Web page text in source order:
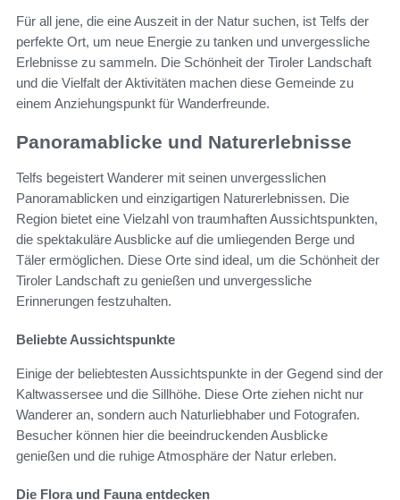
Für all jene, die eine Auszeit in der Natur suchen, ist Telfs der
perfekte Ort, um neue Energie zu tanken und unvergessliche
Erlebnisse zu sammeln. Die Schönheit der Tiroler Landschaft
und die Vielfalt der Aktivitäten machen diese Gemeinde zu
einem Anziehungspunkt für Wanderfreunde.
Panoramablicke und Naturerlebnisse
Telfs begeistert Wanderer mit seinen unvergesslichen
Panoramablicken und einzigartigen Naturerlebnissen. Die
Region bietet eine Vielzahl von traumhaften Aussichtspunkten,
die spektakuläre Ausblicke auf die umliegenden Berge und
Täler ermöglichen. Diese Orte sind ideal, um die Schönheit der
Tiroler Landschaft zu genießen und unvergessliche
Erinnerungen festzuhalten.
Beliebte Aussichtspunkte
Einige der beliebtesten Aussichtspunkte in der Gegend sind der
Kaltwassersee und die Sillhöhe. Diese Orte ziehen nicht nur
Wanderer an, sondern auch Naturliebhaber und Fotografen.
Besucher können hier die beeindruckenden Ausblicke
genießen und die ruhige Atmosphäre der Natur erleben.
Die Flora und Fauna entdecken